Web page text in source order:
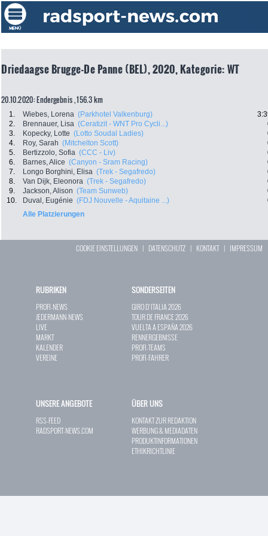
Driedaagse Brugge-De Panne (BEL), 2020, Kategorie: WT
20.10.2020: Endergebnis , 156.3 km
1. Wiebes, Lorena (Parkhotel Valkenburg)
2.
Brennauer, Lisa (Ceratizit - WNT Pro Cycli...)
3.
Kopecky, Lotte (Lotto Soudal Ladies)
4.
Roy, Sarah (Mitchelton Scott)
5.
Bertizzolo, Sofia (CCC - Liv)
6.
Barnes, Alice (Canyon - Sram Racing)
7.
Longo Borghini, Elisa (Trek - Segafredo)
8.
Van Dijk, Eleonora (Trek - Segafredo)
9.
Jackson, Alison (Team Sunweb)
10.
Duval, Eugénie (FDJ Nouvelle - Aquitaine ...)
Alle Platzierungen
COOKIE EINSTELLUNGEN | DATENSCHUTZ | KONTAKT| IMPRESSUM
RUBRIKEN
PROFI-NEWS
JEDERMANN-NEWS
LIVE
MARKT
KALENDER
VEREINE
SONDERSEITEN
GIRO D`ITALIA 2026
TOUR DE FRANCE 2026
VUELTA A ESPAÑA 2026
RENNERGEBNISSE
PROFI-TEAMS
PROFI-FAHRER
UNSERE ANGEBOTE
RSS-FEED
RADSPORT-NEWS.COM
ÜBER UNS
KONTAKT ZUR REDAKTION
WERBUNG & MEDIADATEN
PRODUKTINFORMATIONEN
ETHIKRICHTLINIE